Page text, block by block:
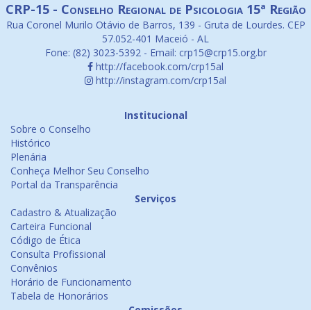
CRP-15 - Conselho Regional de Psicologia 15ª Região
Rua Coronel Murilo Otávio de Barros, 139 - Gruta de Lourdes. CEP
57.052-401 Maceió - AL
Fone: (82) 3023-5392 - Email: crp15@crp15.org.br
http://facebook.com/crp15al
http://instagram.com/crp15al
Institucional
Sobre o Conselho
Histórico
Plenária
Conheça Melhor Seu Conselho
Portal da Transparência
Serviços
Cadastro & Atualização
Carteira Funcional
Código de Ética
Consulta Profissional
Convênios
Horário de Funcionamento
Tabela de Honorários